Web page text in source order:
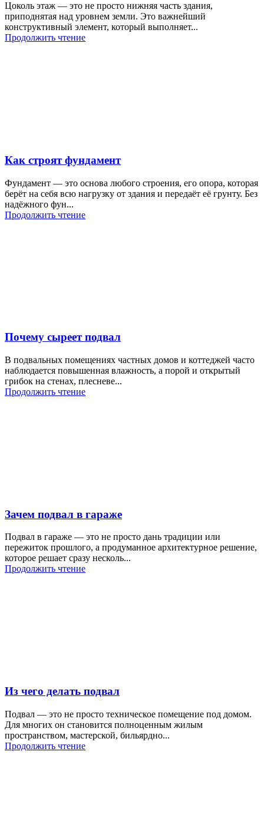
Цоколь этаж — это не просто нижняя часть здания,
приподнятая над уровнем земли. Это важнейший
конструктивный элемент, который выполняет...
Продолжить чтение
Как строят фундамент
Фундамент — это основа любого строения, его опора, которая
берёт на себя всю нагрузку от здания и передаёт её грунту. Без
надёжного фун...
Продолжить чтение
Почему сыреет подвал
В подвальных помещениях частных домов и коттеджей часто
наблюдается повышенная влажность, а порой и открытый
грибок на стенах, плесневе...
Продолжить чтение
Зачем подвал в гараже
Подвал в гараже — это не просто дань традиции или
пережиток прошлого, а продуманное архитектурное решение,
которое решает сразу несколь...
Продолжить чтение
Из чего делать подвал
Подвал — это не просто техническое помещение под домом.
Для многих он становится полноценным жилым
пространством, мастерской, бильярдно...
Продолжить чтение